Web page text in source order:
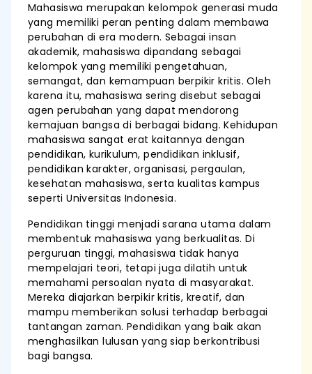
Mahasiswa merupakan kelompok generasi muda
yang memiliki peran penting dalam membawa
perubahan di era modern. Sebagai insan
akademik, mahasiswa dipandang sebagai
kelompok yang memiliki pengetahuan,
semangat, dan kemampuan berpikir kritis. Oleh
karena itu, mahasiswa sering disebut sebagai
agen perubahan yang dapat mendorong
kemajuan bangsa di berbagai bidang. Kehidupan
mahasiswa sangat erat kaitannya dengan
pendidikan, kurikulum, pendidikan inklusif,
pendidikan karakter, organisasi, pergaulan,
kesehatan mahasiswa, serta kualitas kampus
seperti Universitas Indonesia.
Pendidikan tinggi menjadi sarana utama dalam
membentuk mahasiswa yang berkualitas. Di
perguruan tinggi, mahasiswa tidak hanya
mempelajari teori, tetapi juga dilatih untuk
memahami persoalan nyata di masyarakat.
Mereka diajarkan berpikir kritis, kreatif, dan
mampu memberikan solusi terhadap berbagai
tantangan zaman. Pendidikan yang baik akan
menghasilkan lulusan yang siap berkontribusi
bagi bangsa.